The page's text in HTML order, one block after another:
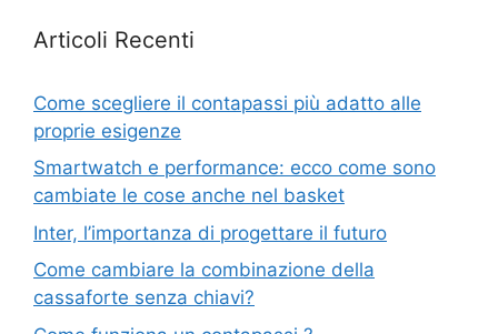
Articoli Recenti
Come scegliere il contapassi più adatto alle
proprie esigenze
Smartwatch e performance: ecco come sono
cambiate le cose anche nel basket
Inter, l’importanza di progettare il futuro
Come cambiare la combinazione della
cassaforte senza chiavi?